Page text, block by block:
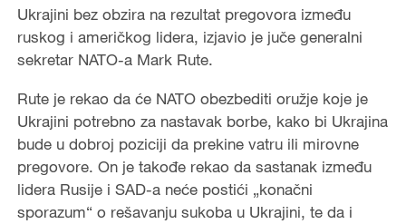
Ukrajini bez obzira na rezultat pregovora između
ruskog i američkog lidera, izjavio je juče generalni
sekretar NATO-a Mark Rute.
Rute je rekao da će NATO obezbediti oružje koje je
Ukrajini potrebno za nastavak borbe, kako bi Ukrajina
bude u dobroj poziciji da prekine vatru ili mirovne
pregovore. On je takođe rekao da sastanak između
lidera Rusije i SAD-a neće postići „konačni
sporazum“ o rešavanju sukoba u Ukrajini, te da i